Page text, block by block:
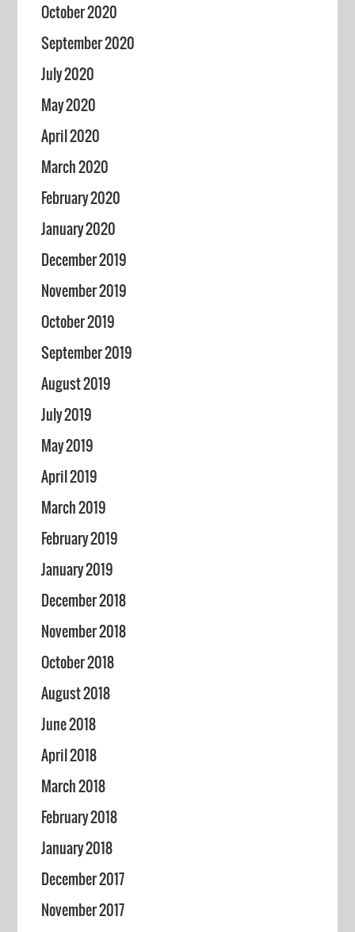
October 2020
September 2020
July 2020
May 2020
April 2020
March 2020
February 2020
January 2020
December 2019
November 2019
October 2019
September 2019
August 2019
July 2019
May 2019
April 2019
March 2019
February 2019
January 2019
December 2018
November 2018
October 2018
August 2018
June 2018
April 2018
March 2018
February 2018
January 2018
December 2017
November 2017